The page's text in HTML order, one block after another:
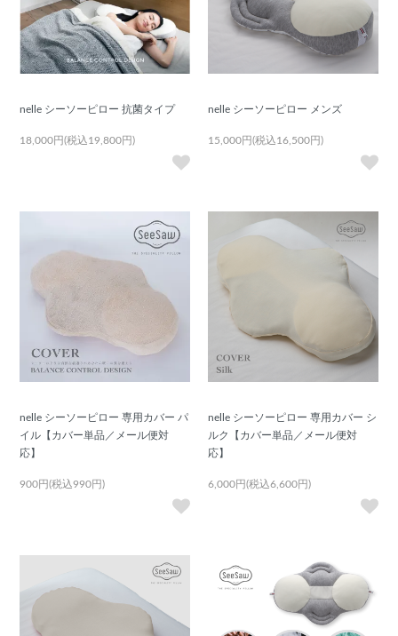
nelle シーソーピロー 抗菌タイプ
18,000円(税込19,800円)
nelle シーソーピロー メンズ
15,000円(税込16,500円)
nelle シーソーピロー 専用カバー パ
イル【カバー単品／メール便対
応】
900円(税込990円)
nelle シーソーピロー 専用カバー シ
ルク【カバー単品／メール便対
応】
6,000円(税込6,600円)